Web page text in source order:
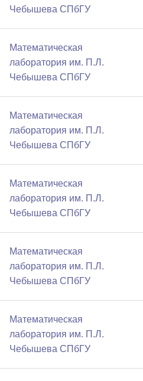
Чебышева СПбГУ
Математичеcкая
лаборатория им. П.Л.
Чебышева СПбГУ
Математичеcкая
лаборатория им. П.Л.
Чебышева СПбГУ
Математичеcкая
лаборатория им. П.Л.
Чебышева СПбГУ
Математичеcкая
лаборатория им. П.Л.
Чебышева СПбГУ
Математичеcкая
лаборатория им. П.Л.
Чебышева СПбГУ